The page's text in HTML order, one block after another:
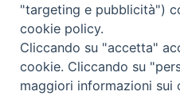
Curia
Via
Centralino tel.
Copyright 2000-2026 -
"targeting e pubblicità")
cookie policy.
Cliccando su "accetta"
cookie. Cliccando su
maggiori informazioni sui